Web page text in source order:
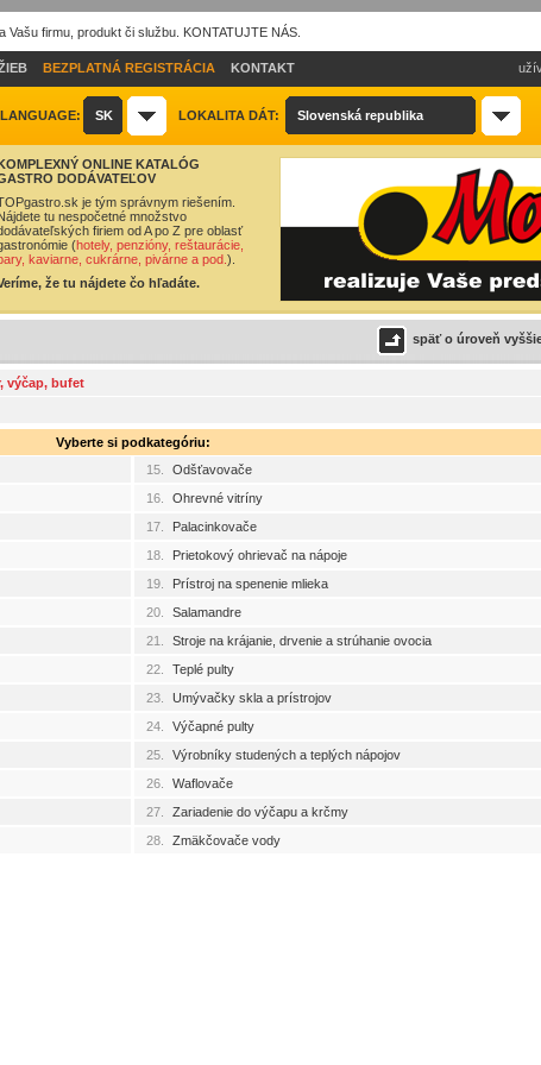
firmu, produkt či službu. KONTATUJTE NÁS.
BEZPLATNÁ REGISTRÁCIA KONTAKT
LANGUAGE: SK LOKALITA DÁT: Slovenská republika
ONLINE KATALÓG
DODÁVATEĽOV
je tým správnym riešením.
tu nespočetné množstvo
firiem od A po Z pre oblasť
(hotely, penzióny, reštaurácie,
kaviarne, cukrárne, pivárne a pod. ).
že tu nájdete čo hľadáte.
späť o úroveň
výčap, bufet
Vyberte si podkategóriu:
15.
Odšťavovače
16.
Ohrevné vitríny
17.
Palacinkovače
18.
Prietokový ohrievač na nápoje
19.
Prístroj na spenenie mlieka
20.
Salamandre
21.
Stroje na krájanie, drvenie a strúhanie ovocia
22.
Teplé pulty
23.
Umývačky skla a prístrojov
24.
Výčapné pulty
25.
Výrobníky studených a teplých nápojov
26.
Waflovače
27.
Zariadenie do výčapu a krčmy
28.
Zmäkčovače vody